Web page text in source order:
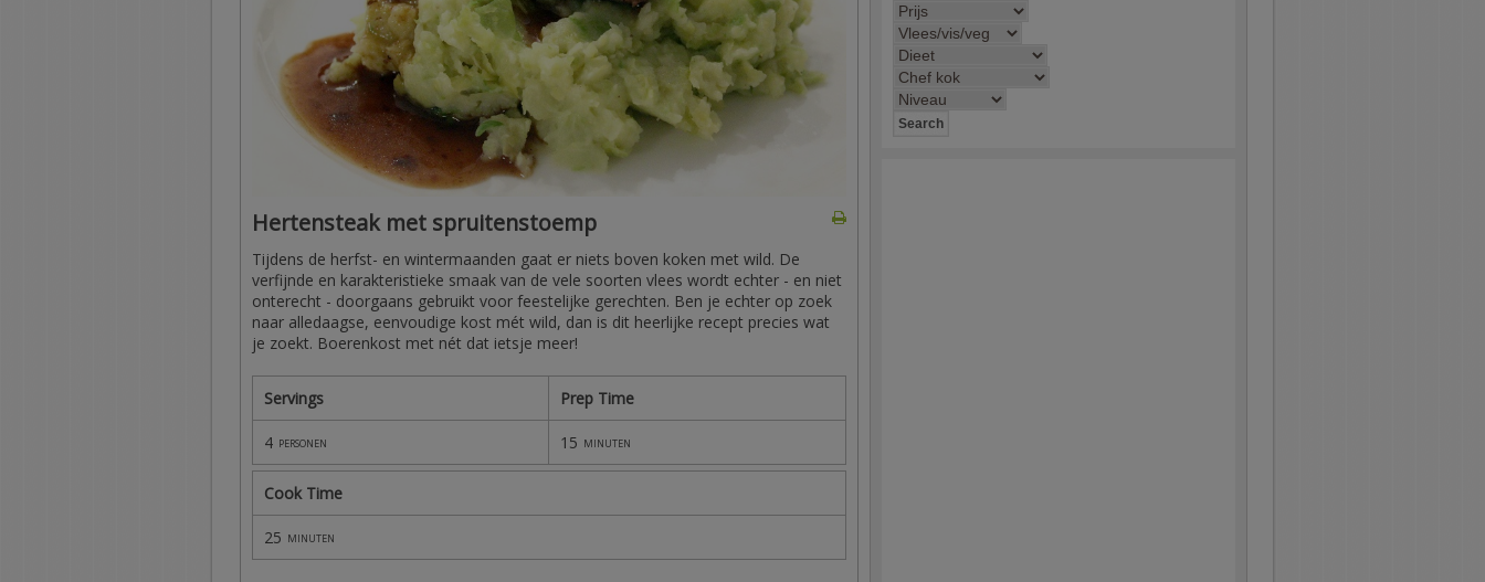
Hertensteak met spruitenstoemp
Tijdens de herfst- en wintermaanden gaat er niets boven koken met wild. De
verfijnde en karakteristieke smaak van de vele soorten vlees wordt echter - en niet
onterecht - doorgaans gebruikt voor feestelijke gerechten. Ben je echter op zoek
naar alledaagse, eenvoudige kost mét wild, dan is dit heerlijke recept precies wat
je zoekt. Boerenkost met nét dat ietsje meer!
Servings Prep Time
4 personen 15 minuten
Cook Time
25 minuten